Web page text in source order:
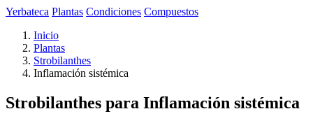
Yerbateca Plantas Condiciones Compuestos
Inicio
Plantas
Strobilanthes
Inflamación sistémica
Strobilanthes para Inflamación sistémica